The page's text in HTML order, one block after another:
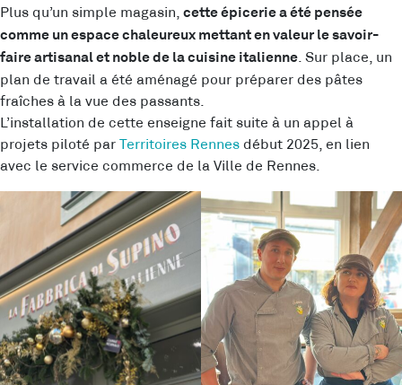
Plus qu’un simple magasin, cette épicerie a été pensée
comme un espace chaleureux mettant en valeur le savoir-
faire artisanal et noble de la cuisine italienne . Sur place, un
plan de travail a été aménagé pour préparer des pâtes
fraîches à la vue des passants.
L’installation de cette enseigne fait suite à un appel à
projets piloté par Territoires Rennes début 2025, en lien
avec le service commerce de la Ville de Rennes.